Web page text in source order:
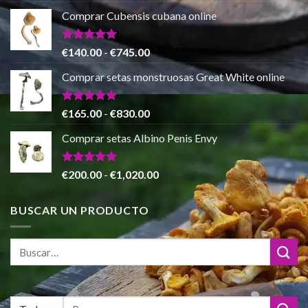
de 5
precio
original
era:
€80.00.
precio
actual
€55.00.
Comprar Cubensis cubana online
Valorado
con
5.00
de 5
€140.00-€745.00Rango
de
precios:
desde
€140.00
hasta
€745.00
Comprar setas monstruosas Great White online
Valorado
de 5
€165.00 - €830.00Rango
precios:
€165.00
€830.00
Comprar setas Albino Penis Envy
Valorado
€200.00 - €1,020.00Rango
precios:
desde
€200.00
BUSCAR UN PRODUCTO
Buscar